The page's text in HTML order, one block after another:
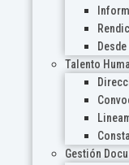
Talento
Gestión